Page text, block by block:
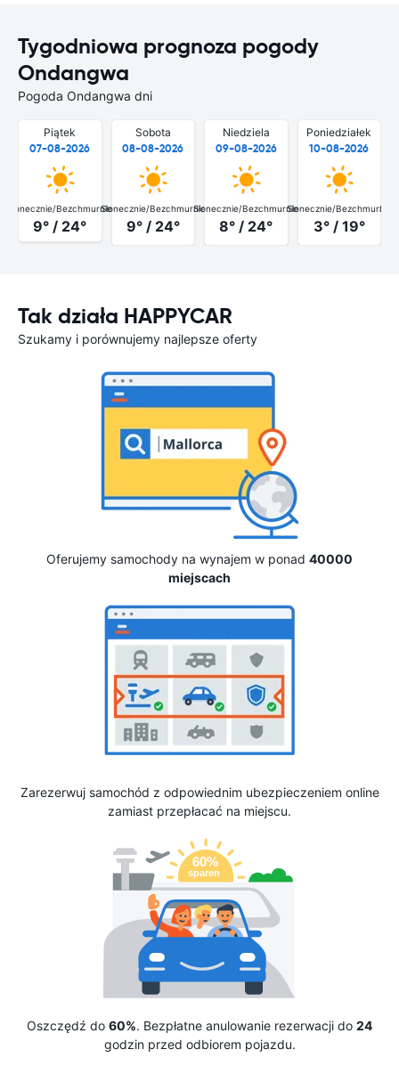
Tygodniowa prognoza pogody
Ondangwa
Pogoda Ondangwa dni
Piątek
07-08-2026
Słonecznie/Bezchmurnie
9° / 24°
Sobota
08-08-2026
Słonecznie/Bezchmurnie
9° / 24°
Niedziela
09-08-2026
Słonecznie/Bezchmurnie
8° / 24°
Poniedziałek
10-08-2026
Słonecznie/Bezchmurnie
3° / 19°
Tak działa HAPPYCAR
Szukamy i porównujemy najlepsze oferty
Oferujemy samochody na wynajem w ponad 40000
miejscach
Zarezerwuj samochód z odpowiednim ubezpieczeniem online
zamiast przepłacać na miejscu.
Oszczędź do 60%. Bezpłatne anulowanie rezerwacji do 24
godzin przed odbiorem pojazdu.